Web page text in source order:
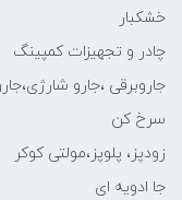
خشکبار
چادر و تجهیزات کمپینگ
جاروبرقی ،جارو
سرخ کن
زودپز، پلوپز،مولتی کوکر
جا ادویه ای